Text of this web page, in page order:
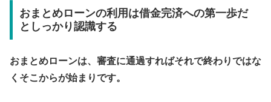
おまとめローンの利用は借金完済への第一歩だ
としっかり認識する
おまとめローンは、審査に通過すればそれで終わりではな
くそこからが始まりです。